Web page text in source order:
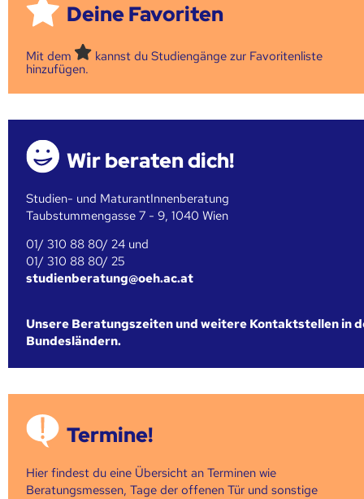
Deine Favoriten
Mit dem
kannst du Studiengänge zur Favoritenliste
hinzufügen.
Wir beraten dich!
Studien- und MaturantInnenberatung
Taubstummengasse 7 - 9, 1040 Wien
01/ 310 88 80/ 24 und
01/ 310 88 80/ 25
studienberatung@oeh.ac.at
Unsere Beratungszeiten und weitere Kontaktstellen in
Bundesländern.
Termine!
Hier findest du eine Übersicht an Terminen wie
Beratungsmessen, Tage der offenen Tür und sonstige